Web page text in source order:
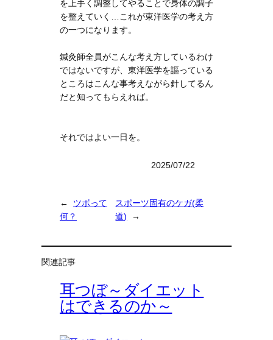
を上手く調整してやることで身体の調子
を整えていく…これが東洋医学の考え方
の一つになります。
鍼灸師全員がこんな考え方しているわけ
ではないですが、東洋医学を謳っている
ところはこんな事考えながら針してるん
だと知ってもらえれば。
それではよい一日を。
2025/07/22
←
ツボって
何？
スポーツ固有のケガ(柔
道)
→
関連記事
耳つぼ～ダイエット
はできるのか～